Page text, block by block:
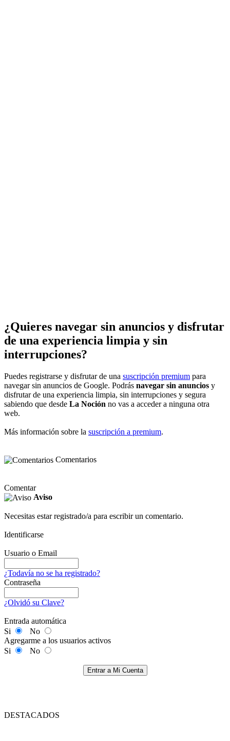
¿Quieres navegar sin anuncios y disfrutar
de una experiencia limpia y sin
interrupciones?
Puedes registrarse y disfrutar de una suscripción premium para
navegar sin anuncios de Google. Podrás navegar sin anuncios y
disfrutar de una experiencia limpia, sin interrupciones y segura
sabiendo que desde La Noción no vas a acceder a ninguna otra
web.
Más información sobre la suscripción a premium.
Comentarios
Comentar
Aviso
Necesitas estar registrado/a para escribir un comentario.
Identificarse
Usuario o Email
¿Todavía no se ha registrado?
Contraseña
¿Olvidó su Clave?
Entrada automática
Si
No
Agregarme a los usuarios activos
Si
No
Entrar a Mi Cuenta
DESTACADOS